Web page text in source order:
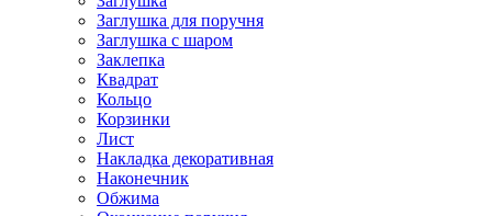
Заглушка для поручня
Заглушка с шаром
Заклепка
Квадрат
Кольцо
Корзинки
Лист
Накладка декоративная
Наконечник
Обжима